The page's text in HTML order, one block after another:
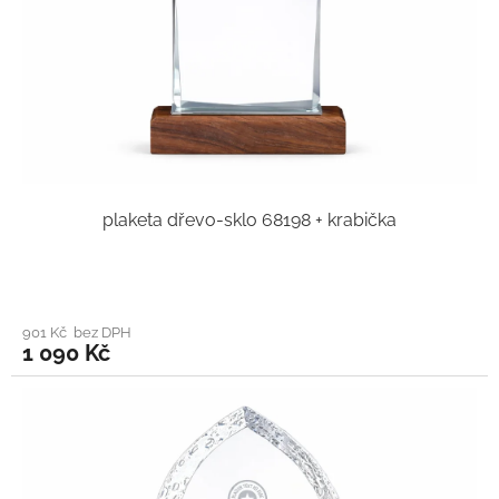
plaketa dřevo-sklo 68198 + krabička
901 Kč bez DPH
1 090 Kč